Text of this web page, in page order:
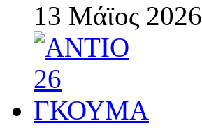
13 Μάϊος 2026